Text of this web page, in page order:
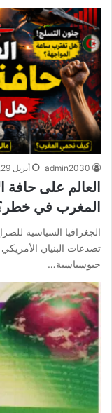
admin2030 أبريل 29, 2026
العالم على
المغرب في
الجغرافيا السياسية
تصدعات البنيان
جيوسياسية…